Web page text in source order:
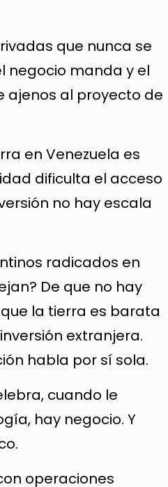
que nunca se
negocio manda y el
ajenos al proyecto de
en Venezuela es
dificulta el acceso
no hay escala
radicados en
De que no hay
la tierra es barata
extranjera.
habla por sí sola.
cuando le
hay negocio. Y
operaciones